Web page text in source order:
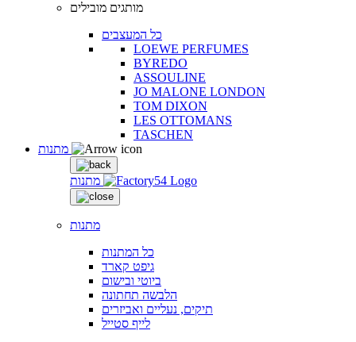
מותגים מובילים
כל המעצבים
LOEWE PERFUMES
BYREDO
ASSOULINE
JO MALONE LONDON
TOM DIXON
LES OTTOMANS
TASCHEN
מתנות
מתנות
כל המתנות
גיפט קארד
ביוטי ובישום
הלבשה תחתונה
תיקים, נעליים ואביזרים
לייף סטייל